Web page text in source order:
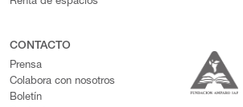
Renta de espacios
CONTACTO
Prensa
Colabora con nosotros
Boletín